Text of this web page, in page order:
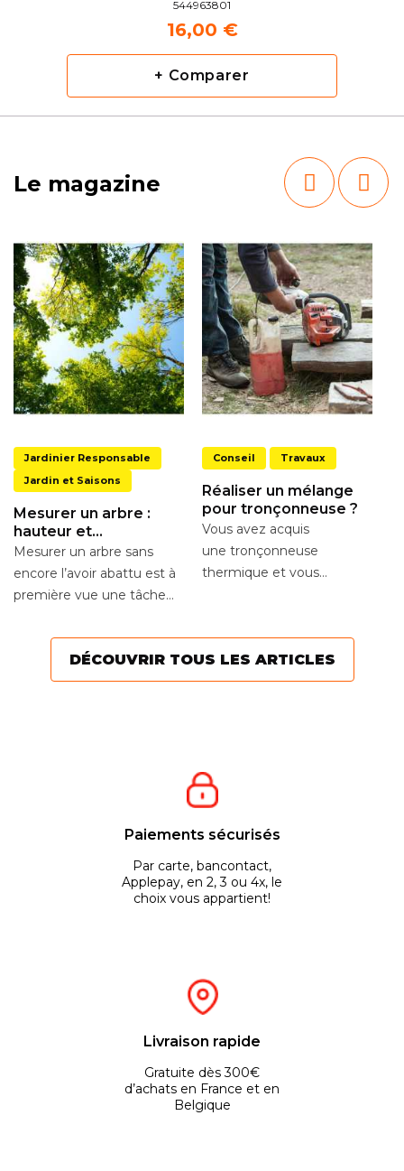
544963801
16,00 €
+ Comparer
Le magazine
Jardinier Responsable
Jardin et Saisons
Mesurer un arbre :
hauteur et
circonférence
Mesurer un arbre sans
encore l’avoir abattu est à
première vue une tâche
diverses...
Conseil Travaux
Réaliser un mélange
pour tronçonneuse ?
Vous avez acquis
une tronçonneuse
thermique et vous
moteur ? Voici quelques...
DÉCOUVRIR TOUS LES ARTICLES
Paiements sécurisés
Par carte, bancontact,
Applepay, en 2, 3 ou 4x, le
choix vous appartient!
Livraison rapide
Gratuite dès 300€
d’achats en France et en
Belgique